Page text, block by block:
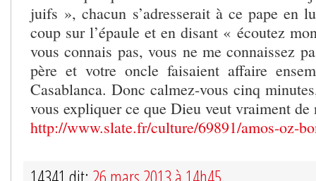
juifs », chacun s’adresserait à ce pape en
coup sur l’épaule et en disant « écoutez
vous connais pas, vous ne me connaissez
père et votre oncle faisaient affaire
Casablanca. Donc calmez-vous cinq
vous expliquer ce que Dieu veut vraiment de
http://www.slate.fr/culture/69891/amos-oz-